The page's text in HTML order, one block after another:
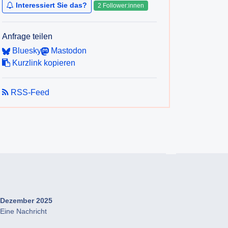
Interessiert Sie das? 2 Follower:innen
Anfrage teilen
Bluesky
Mastodon
Kurzlink kopieren
RSS-Feed
Dezember 2025
Eine Nachricht